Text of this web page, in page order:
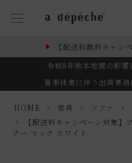
【配送料無料キャン
令和8年熊本地震の影
夏季休業に伴う出荷業
HOME 家具 ソファ
【配送料キャンペーン対象
ナー マック ホワイト